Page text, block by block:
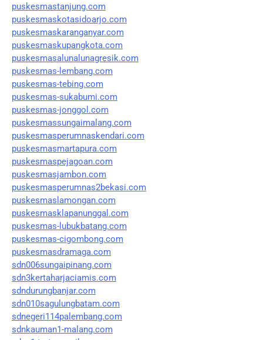
puskesmastanjung.com
puskesmaskotasidoarjo.com
puskesmaskaranganyar.com
puskesmaskupangkota.com
puskesmasalunalunagresik.com
puskesmas-lembang.com
puskesmas-tebing.com
puskesmas-sukabumi.com
puskesmas-jonggol.com
puskesmassungaimalang.com
puskesmasperumnaskendari.com
puskesmasmartapura.com
puskesmaspejagoan.com
puskesmasjambon.com
puskesmasperumnas2bekasi.com
puskesmaslamongan.com
puskesmasklapanunggal.com
puskesmas-lubukbatang.com
puskesmas-cigombong.com
puskesmasdramaga.com
sdn006sungaipinang.com
sdn3kertaharjaciamis.com
sdndurungbanjar.com
sdn010sagulungbatam.com
sdnegeri114palembang.com
sdnkauman1-malang.com